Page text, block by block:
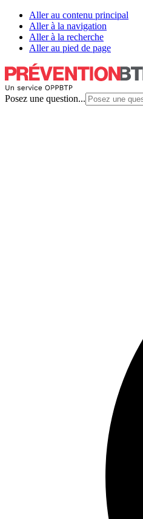
Aller au contenu principal
Aller à la navigation
Aller à la recherche
Aller au pied de page
Posez une question...